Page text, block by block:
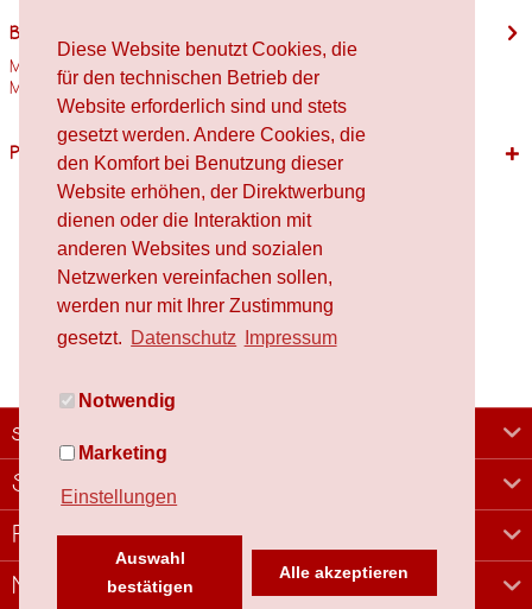
Diese Website benutzt Cookies, die
für den technischen Betrieb der
Website erforderlich sind und stets
gesetzt werden. Andere Cookies, die
den Komfort bei Benutzung dieser
Website erhöhen, der Direktwerbung
dienen oder die Interaktion mit
anderen Websites und sozialen
Netzwerken vereinfachen sollen,
werden nur mit Ihrer Zustimmung
gesetzt. Datenschutz Impressum
Notwendig
Marketing
Einstellungen
Auswahl
bestätigen
Alle akzeptieren
Beschreibung
Motivgröße: 13mm x 13mm Stempelholzgröße: Spielfigur Verwendete
Materialien Holz,...mehr
Passende Produkte
schafproduction
Shop
Rechtliches
Newsletter